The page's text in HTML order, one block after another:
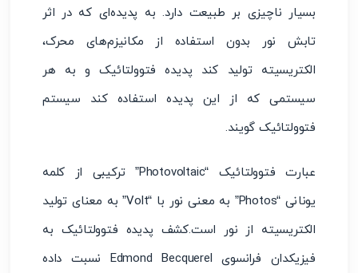
بسیار ناچیزی بر طبیعت دارد. به پدیده‌ای که در اثر
تابش نور بدون استفاده از مکانیزم‌های محرک،
الکتریسیته تولید کند پدیده فتوولتائیک و به هر
سیستمی که از این پدیده استفاده کند سیستم
فتوولتائیک گویند.
عبارت فتوولتائیک “Photovoltaic” ترکیبی از کلمه
یونانی “Photos” به معنی نور با “Volt” به معنای تولید
الکتریسیته از نور است.کشف پدیده فتوولتائیک به
فیزیکدان فرانسوی Edmond Becquerel نسبت داده